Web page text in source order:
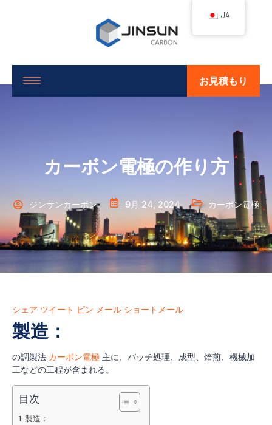
お見積もり
カーボン電極の作り方
ジンサンカーボン 9月 24, 2024 カーボン電極
シェア ツイート ピン メール ショートメール
製造：
の調製法 カーボン電極 主に、バッチ処理、成型、焙煎、機械加
工などの工程が含まれる。
目次
製造：
JA